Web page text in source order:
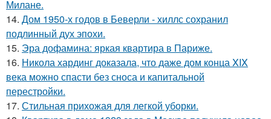
Милане.
14. Дом 1950-х годов в Беверли - хиллс сохранил
подлинный дух эпохи.
15. Эра дофамина: яркая квартира в Париже.
16. Никола хардинг доказала, что даже дом конца XIX
века можно спасти без сноса и капитальной
перестройки.
17. Стильная прихожая для легкой уборки.